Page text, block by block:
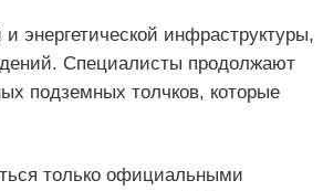
энергетической инфраструктуры,
Специалисты продолжают
подземных толчков, которые
только официальными